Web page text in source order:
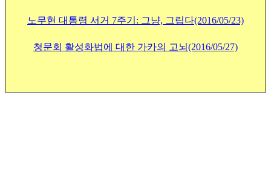
노무현 대통령 서거 7주기: 그냥, 그립다(2016/05/23)
청문회 활성화법에 대한 가카의 고뇌(2016/05/27)